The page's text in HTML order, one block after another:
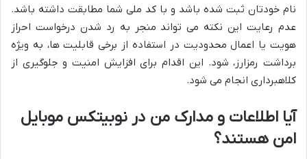
نام خودتان ثبت شده باشد و با کد ملی شما مطابقت داشته باشد.
عدم رعایت این نکته می تواند منجر به رد شدن درخواست احراز
هویت یا اعمال محدودیت در استفاده از برخی قابلیت ها، به ویژه
برداشت رمزارز، شود. این اقدام برای افزایش امنیت و جلوگیری از
کلاهبرداری انجام می شود.
آیا اطلاعات و مدارک من در نوبیتکس موبایل
امن هستند؟